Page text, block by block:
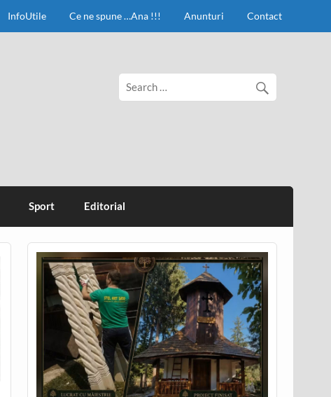
InfoUtile Ce ne spune …Ana !!! Anunturi Contact
Sport Editorial